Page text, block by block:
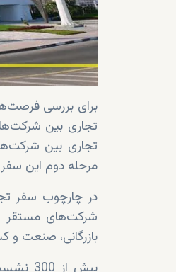
برای بررسی
تجاری بین
مرحله دوم این سفر تجاری، 180 نشست بین کسب‌وکارهای ویتنامی
شرکت‌های مستقر
بازرگانی، صنعت و